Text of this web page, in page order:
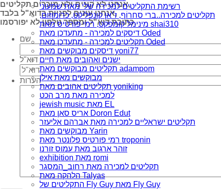
רשימת התקליטים למכירה שלי מאת שמעוני
תקליטים למכירה..ברי סחרוֹף, ז׳אן קונפליקט, כרומוזום,
מינימל קומפקט, רמי פורטיס מאת shai310
דיסקים למכירה - מתעדכן מאת Oded
תקליטים למכירה - מתעדכן מאת Oded
דיסקים מבוקשים מאת yoni77
ישנים ואהובים מאת חיים
תקליטים מבוקשים מאת adampom
מבוקשים מאת אילן
תקליטים אהובים מאת yoniking
למכירה מאת מרב הכט
jewish music מאת EL
אריס סאן מאת Doron Edut
תקליטים ישראליים למכירה מאת אברהם אליעזר
מבוקשים מאת Yarin
רמי פורטיס פלונטר מאת troponin
זוהר ארגוב מאת עמוס זורנו
exhibition מאת romi
תקליטים למכירה מאת רחוב_המסגר
הלהקה מאת Talyas
התקליטים של Fly Guy מאת Fly Guy
אנחנו לא קונים ולא מוכרים תקליטים,
אנחנו עונים לפניות בדוא"ל בלבד,
כתובת דוא"ל ומספר טלפון לא יפורסמו.
שם
דוא"ל
הערות